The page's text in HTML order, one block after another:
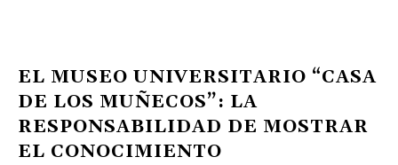
EL MUSEO UNIVERSITARIO “CASA
DE LOS MUÑECOS”: LA
RESPONSABILIDAD DE MOSTRAR
EL CONOCIMIENTO